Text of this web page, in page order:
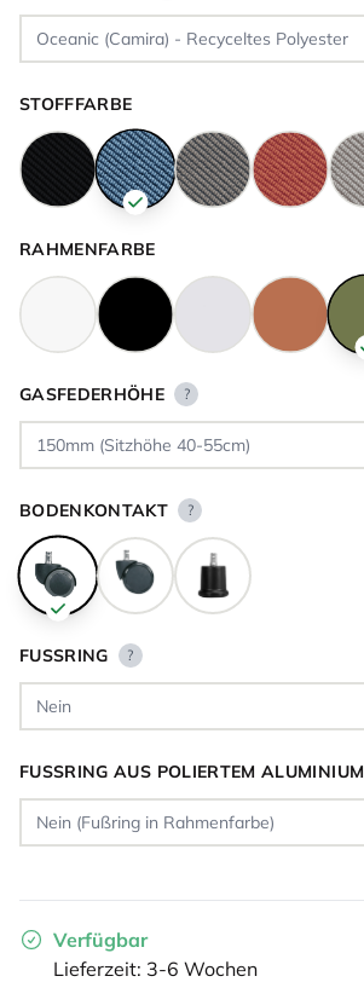
STOFFFARBE
RAHMENFARBE
GASFEDERHÖHE ?
BODENKONTAKT ?
FUSSRING ?
FUSSRING AUS POLIERTEM ALUMINIUM
Verfügbar
Lieferzeit: 3-6 Wochen